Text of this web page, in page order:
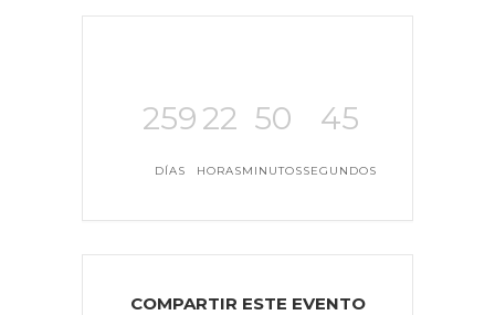
259
DÍAS
22
HORAS
50
MINUTOS
45
SEGUNDOS
COMPARTIR ESTE EVENTO